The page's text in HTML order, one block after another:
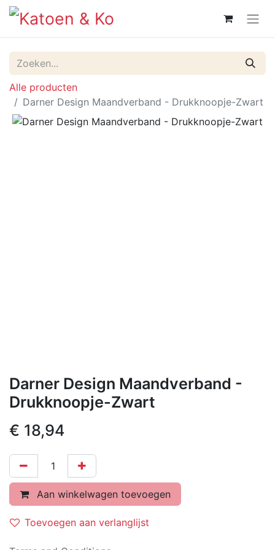
Alle producten
Darner Design Maandverband - Drukknoopje-Zwart
Darner Design Maandverband -
Drukknoopje-Zwart
€ 18,94
Aan winkelwagen toevoegen
Toevoegen aan verlanglijst